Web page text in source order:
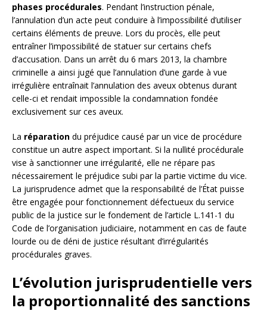
phases procédurales. Pendant l’instruction pénale,
l’annulation d’un acte peut conduire à l’impossibilité d’utiliser
certains éléments de preuve. Lors du procès, elle peut
entraîner l’impossibilité de statuer sur certains chefs
d’accusation. Dans un arrêt du 6 mars 2013, la chambre
criminelle a ainsi jugé que l’annulation d’une garde à vue
irrégulière entraînait l’annulation des aveux obtenus durant
celle-ci et rendait impossible la condamnation fondée
exclusivement sur ces aveux.
La réparation du préjudice causé par un vice de procédure
constitue un autre aspect important. Si la nullité procédurale
vise à sanctionner une irrégularité, elle ne répare pas
nécessairement le préjudice subi par la partie victime du vice.
La jurisprudence admet que la responsabilité de l’État puisse
être engagée pour fonctionnement défectueux du service
public de la justice sur le fondement de l’article L.141-1 du
Code de l’organisation judiciaire, notamment en cas de faute
lourde ou de déni de justice résultant d’irrégularités
procédurales graves.
L’évolution jurisprudentielle vers
la proportionnalité des sanctions